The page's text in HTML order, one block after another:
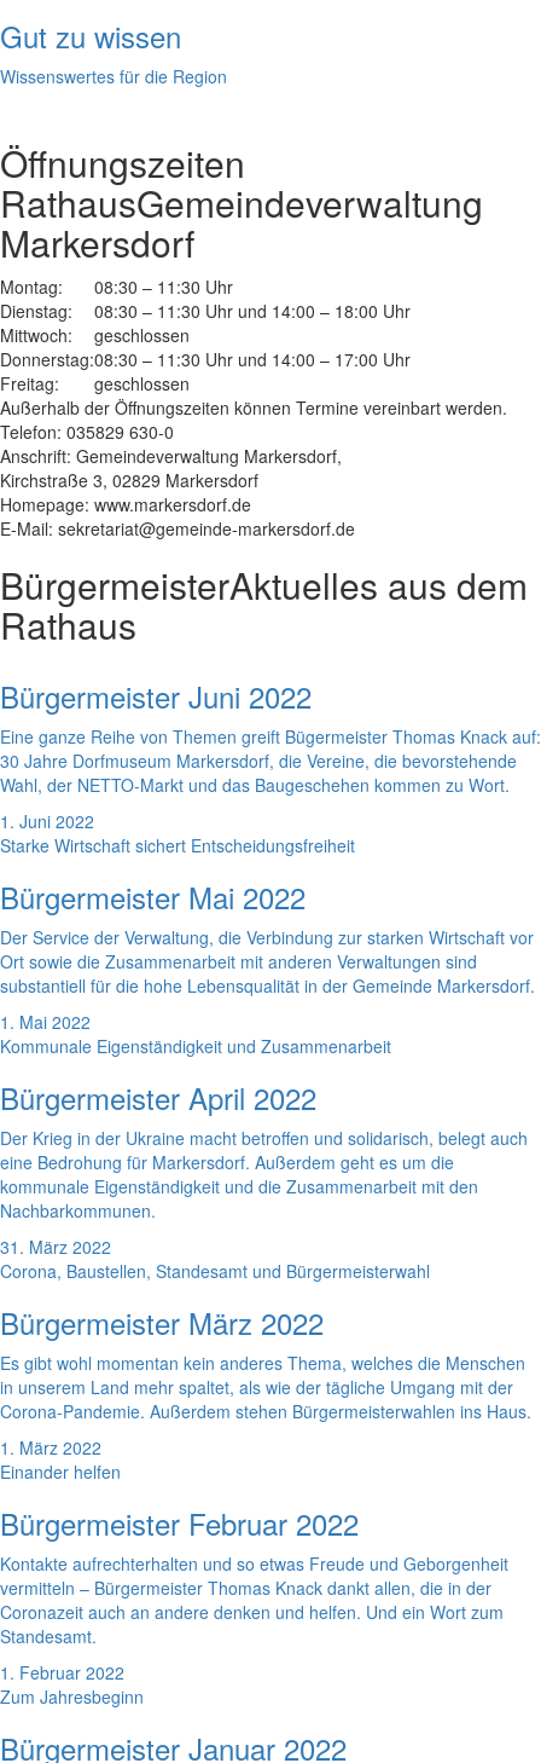
Gut zu wissen
Wissenswertes für die Region
Öffnungszeiten
RathausGemeindeverwaltung
Markersdorf
Montag:
08:30 – 11:30 Uhr
Dienstag:
08:30 – 11:30 Uhr und 14:00 – 18:00 Uhr
Mittwoch:
geschlossen
Donnerstag:08:30 – 11:30 Uhr und 14:00 – 17:00 Uhr
Freitag:
geschlossen
Außerhalb der Öffnungszeiten können Termine vereinbart werden.
Telefon: 035829 630-0
Anschrift: Gemeindeverwaltung Markersdorf,
Kirchstraße 3, 02829 Markersdorf
Homepage: www.markersdorf.de
E-Mail: sekretariat@gemeinde-markersdorf.de
BürgermeisterAktuelles aus dem
Rathaus
Bürgermeister Juni 2022
Eine ganze Reihe von Themen greift Bügermeister Thomas Knack auf:
30 Jahre Dorfmuseum Markersdorf, die Vereine, die bevorstehende
Wahl, der NETTO-Markt und das Baugeschehen kommen zu Wort.
1. Juni 2022
Starke Wirtschaft sichert Entscheidungsfreiheit
Bürgermeister Mai 2022
Der Service der Verwaltung, die Verbindung zur starken Wirtschaft vor
Ort sowie die Zusammenarbeit mit anderen Verwaltungen sind
substantiell für die hohe Lebensqualität in der Gemeinde Markersdorf.
1. Mai 2022
Kommunale Eigenständigkeit und Zusammenarbeit
Bürgermeister April 2022
Der Krieg in der Ukraine macht betroffen und solidarisch, belegt auch
eine Bedrohung für Markersdorf. Außerdem geht es um die
kommunale Eigenständigkeit und die Zusammenarbeit mit den
Nachbarkommunen.
31. März 2022
Corona, Baustellen, Standesamt und Bürgermeisterwahl
Bürgermeister März 2022
Es gibt wohl momentan kein anderes Thema, welches die Menschen
in unserem Land mehr spaltet, als wie der tägliche Umgang mit der
Corona-Pandemie. Außerdem stehen Bürgermeisterwahlen ins Haus.
1. März 2022
Einander helfen
Bürgermeister Februar 2022
Kontakte aufrechterhalten und so etwas Freude und Geborgenheit
vermitteln – Bürgermeister Thomas Knack dankt allen, die in der
Coronazeit auch an andere denken und helfen. Und ein Wort zum
Standesamt.
1. Februar 2022
Zum Jahresbeginn
Bürgermeister Januar 2022